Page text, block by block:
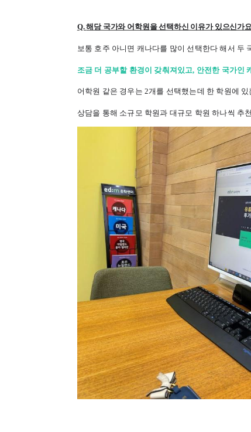
Q.해당 국가와 어학원을 선택하신 이유가 있으신가
보통 호주 아니면 캐나다를 많이 선택한다 해서 두
조금 더 공부할 환경이 갖춰져있고, 안전한 국가인
어학원 같은 경우는 2개를 선택했는데 한 학원에
상담을 통해 소규모 학원과 대규모 학원 하나씩 추